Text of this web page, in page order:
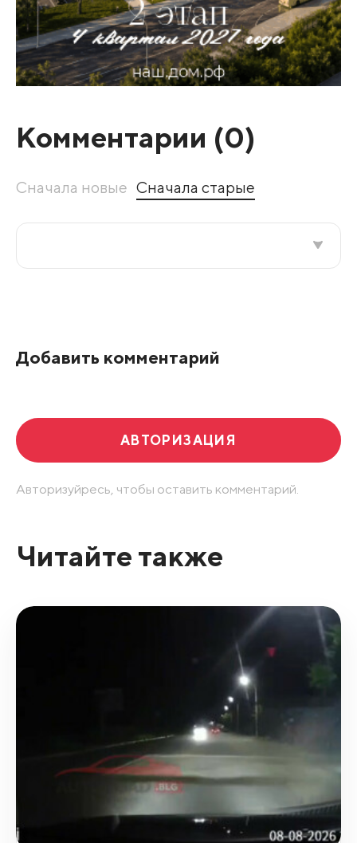
Комментарии (0)
Сначала новые Сначала старые
Добавить комментарий
АВТОРИЗАЦИЯ
Авторизуйресь, чтобы оставить комментарий.
Читайте также